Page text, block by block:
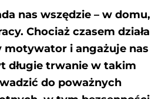
nas wszędzie – w domu,
Chociaż czasem działa
motywator i angażuje nas
długie trwanie w takim
do poważnych